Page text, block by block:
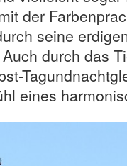
der
seine
durch das
eines